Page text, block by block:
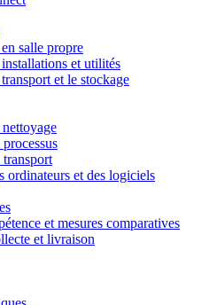
salle propre
et utilités
et le stockage
ordinateurs et des logiciels
et mesures comparatives
et livraison